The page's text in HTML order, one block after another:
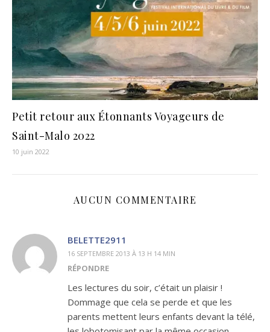
Petit retour aux Étonnants Voyageurs de
Saint-Malo 2022
10 juin 2022
AUCUN COMMENTAIRE
BELETTE2911
16 SEPTEMBRE 2013 À 13 H 14 MIN
RÉPONDRE
Les lectures du soir, c’était un plaisir !
Dommage que cela se perde et que les
parents mettent leurs enfants devant la télé,